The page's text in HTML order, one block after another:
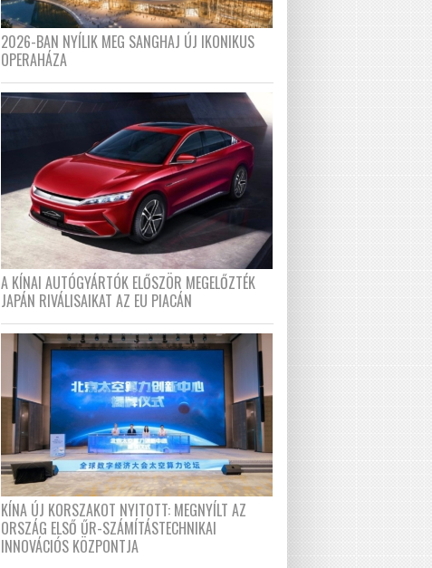
2026-BAN NYÍLIK MEG SANGHAJ ÚJ IKONIKUS
OPERAHÁZA
A KÍNAI AUTÓGYÁRTÓK ELŐSZÖR MEGELŐZTÉK
JAPÁN RIVÁLISAIKAT AZ EU PIACÁN
KÍNA ÚJ KORSZAKOT NYITOTT: MEGNYÍLT AZ
ORSZÁG ELSŐ ŰR-SZÁMÍTÁSTECHNIKAI
INNOVÁCIÓS KÖZPONTJA